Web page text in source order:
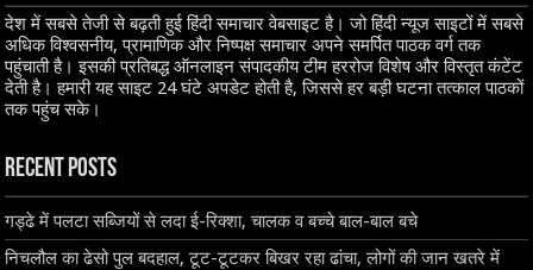
देश में सबसे तेजी से बढ़ती हुई हिंदी समाचार वेबसाइट है। जो हिंदी न्यूज साइटों में सबसे
अधिक विश्वसनीय, प्रामाणिक और निष्पक्ष समाचार अपने समर्पित पाठक वर्ग तक
पहुंचाती है। इसकी प्रतिबद्ध ऑनलाइन संपादकीय टीम हररोज विशेष और विस्तृत कंटेंट
देती है। हमारी यह साइट 24 घंटे अपडेट होती है, जिससे हर बड़ी घटना तत्काल पाठकों
तक पहुंच सके।
Recent Posts
गड्ढे में पलटा सब्जियों से लदा ई-रिक्शा, चालक व बच्चे बाल-बाल बचे
निचलौल का ढेसो पुल बदहाल, टूट-टूटकर बिखर रहा ढांचा, लोगों की जान खतरे में